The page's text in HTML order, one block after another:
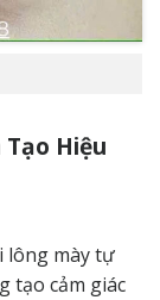
Hiệu
lông mày tự
tạo cảm giác